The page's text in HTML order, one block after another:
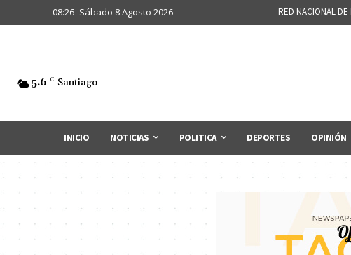
08:26 -Sábado 8 Agosto 2026 RED NACIONAL DE
5.6 C Santiago
INICIO NOTICIAS POLITICA DEPORTES OPINIÓN